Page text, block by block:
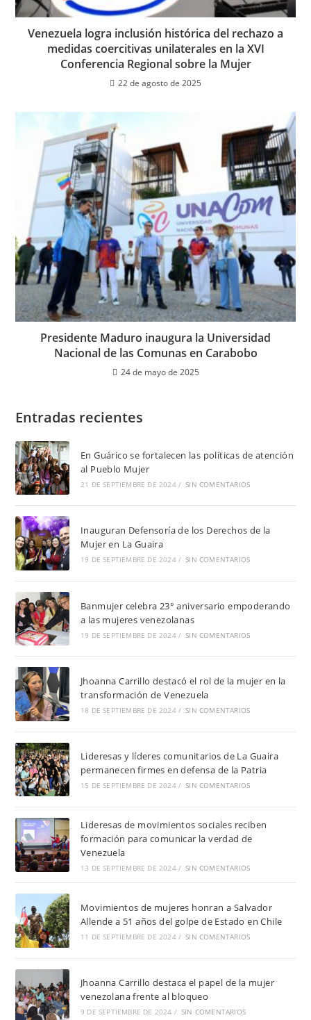
Venezuela logra inclusión histórica del rechazo a
medidas coercitivas unilaterales en la XVI
Conferencia Regional sobre la Mujer
22 de agosto de 2025
Presidente Maduro inaugura la Universidad
Nacional de las Comunas en Carabobo
24 de mayo de 2025
Entradas recientes
En Guárico se fortalecen las políticas de atención
al Pueblo Mujer
21 DE SEPTIEMBRE DE 2024 / SIN COMENTARIOS
Inauguran Defensoría de los Derechos de la
Mujer en La Guaira
19 DE SEPTIEMBRE DE 2024 / SIN COMENTARIOS
Banmujer celebra 23° aniversario empoderando
a las mujeres venezolanas
19 DE SEPTIEMBRE DE 2024 / SIN COMENTARIOS
Jhoanna Carrillo destacó el rol de la mujer en la
transformación de Venezuela
18 DE SEPTIEMBRE DE 2024 / SIN COMENTARIOS
Lideresas y líderes comunitarios de La Guaira
permanecen firmes en defensa de la Patria
15 DE SEPTIEMBRE DE 2024 / SIN COMENTARIOS
Lideresas de movimientos sociales reciben
formación para comunicar la verdad de
Venezuela
13 DE SEPTIEMBRE DE 2024 / SIN COMENTARIOS
Movimientos de mujeres honran a Salvador
Allende a 51 años del golpe de Estado en Chile
11 DE SEPTIEMBRE DE 2024 / SIN COMENTARIOS
Jhoanna Carrillo destaca el papel de la mujer
venezolana frente al bloqueo
9 DE SEPTIEMBRE DE 2024 / SIN COMENTARIOS